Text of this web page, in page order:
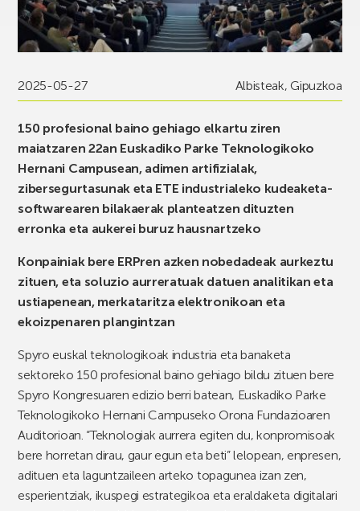
2025-05-27 Albisteak,Gipuzkoa
150 profesional baino gehiago elkartu ziren
maiatzaren 22an Euskadiko Parke Teknologikoko
Hernani Campusean, adimen artifizialak,
zibersegurtasunak eta ETE industrialeko kudeaketa-
softwarearen bilakaerak planteatzen dituzten
erronka eta aukerei buruz hausnartzeko
Konpainiak bere ERPren azken nobedadeak aurkeztu
zituen, eta soluzio aurreratuak datuen analitikan eta
ustiapenean, merkataritza elektronikoan eta
ekoizpenaren plangintzan
Spyro euskal teknologikoak industria eta banaketa
sektoreko 150 profesional baino gehiago bildu zituen bere
Spyro Kongresuaren edizio berri batean, Euskadiko Parke
Teknologikoko Hernani Campuseko Orona Fundazioaren
Auditorioan. “Teknologiak aurrera egiten du, konpromisoak
bere horretan dirau, gaur egun eta beti” lelopean, enpresen,
adituen eta laguntzaileen arteko topagunea izan zen,
esperientziak, ikuspegi estrategikoa eta eraldaketa digitalari